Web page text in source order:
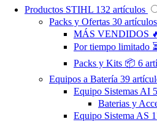
Productos STIHL 132 artículos
Packs y Ofertas 30 artículos
MÁS VENDIDOS
Por tiempo limitado
Packs y Kits 📦 6
Equipos a Batería 39
Equipo Sistemas AI 5
Baterias y
Equipo Sistema AS